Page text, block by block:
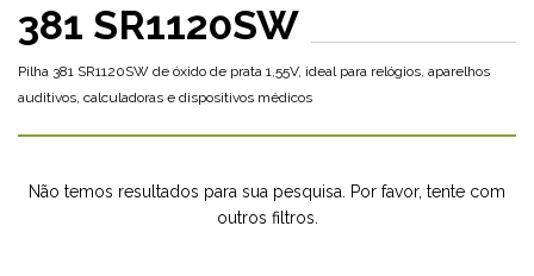
381 SR1120SW
Pilha 381 SR1120SW de óxido de prata 1,55V, ideal para relógios, aparelhos
auditivos, calculadoras e dispositivos médicos
Não temos resultados para sua pesquisa. Por favor, tente com
outros filtros.